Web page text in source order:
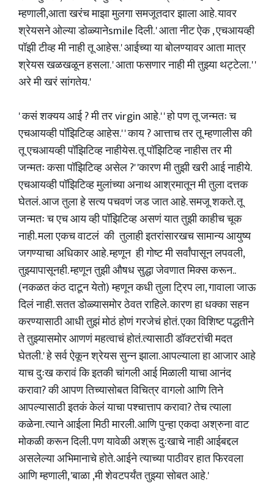
म्हणाली,आता खरंच माझा मुलगा समजूतदार झाला आहे. यावर
श्रेयसने ओल्या डोळ्यानेsmile दिली. ' आता नीट ऐक , एचआयव्ही
पॉझी टीव्ह मी नाही तू आहेस.' आईच्या या बोलण्यावर आता मात्र
श्रेयस खळखळून हसला. ' आता फसणार नाही मी तुझ्या थट्टेला. ' '
अरे मी खरं सांगतेय.'
' कसं शक्यय आई ? मी तर virgin आहे.' ' हो पण तू जन्मतः च
एचआयव्ही पॉझिटिव्ह आहेस.' ' काय ? आत्ताच तर तू म्हणालीस की
तू एचआयव्ही पॉझिटिव्ह नाहीयेस. तू पॉझिटिव्ह नाहीस तर मी
जन्मतः कसा पॉझिटिव्ह असेल ?' 'कारण मी तुझी खरी आई नाहीये.
एचआयव्ही पॉझिटिव्ह मुलांच्या अनाथ आश्रमातून मी तुला दत्तक
घेतलं. आज तुला हे सत्य पचवणं जड जात आहे. समजू शकते. तू
जन्मतः च एच आय व्ही पॉझिटिव्ह असणं यात तुझी काहीच चूक
नाही. मला एकच वाटलं की तुलाही इतरांसारखच सामान्य आयुष्य
जगण्याचा अधिकार आहे. म्हणून ही गोष्ट मी सर्वांपासून लपवली,
तुझ्यापासूनही. म्हणून तुझी औषध सुद्धा जेवणात मिक्स करून..
(नकळत कंठ दाटून येतो) म्हणून कधी तुला ट्रिप ला, गावाला जाऊ
दिलं नाही. सतत डोळ्यासमोर ठेवत राहिले. कारण हा धक्का सहन
करण्यासाठी आधी तुझं मोठं होणं गरजेचं होतं. एका विशिष्ट पद्धतीने
ते तुझ्यासमोर आणणं महत्वाचं होतं.त्यासाठी डॉक्टरांची मदत
घेतली.' हे सर्व ऐकून श्रेयस सुन्न झाला. आपल्याला हा आजार आहे
याच दुःख करावं कि इतकी चांगली आई मिळाली याचा आनंद
करावा? की आपण तिच्यासोबत विचित्र वागलो आणि तिने
आपल्यासाठी इतकं केलं याचा पश्चात्ताप करावा? तेच त्याला
कळेना. त्याने आईला मिठी मारली. आणि पुन्हा एकदा अश्रुना वाट
मोकळी करून दिली. पण यावेळी अश्रू दुःखाचे नाही आईबद्दल
असलेल्या अभिमानाचे होते. आईने त्याच्या पाठीवर हात फिरवला
आणि म्हणाली, 'बाळा ,मी शेवटपर्यंत तुझ्या सोबत आहे.'